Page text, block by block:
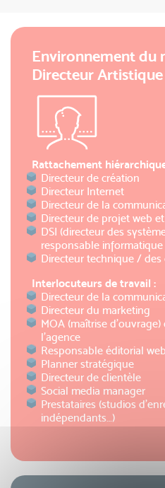
Environnement du
Directeur
Rattachement
Directeur de création
Directeur Internet
Directeur de la
Directeur de projet web
DSI (directeur des
responsable informatique
Directeur technique / des
Interlocuteurs de travail :
Directeur de la
Directeur du marketing
MOA (maîtrise
l’agence
Responsable éditorial web
Planner stratégique
Directeur de clientèle
Social media manager
Prestataires (studios
indépendants…)